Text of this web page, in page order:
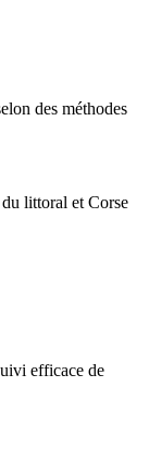
des méthodes
littoral et Corse
efficace de